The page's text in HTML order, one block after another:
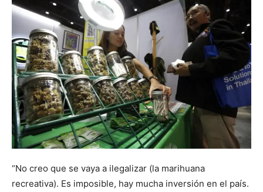
“No creo que se vaya a ilegalizar (la marihuana
recreativa). Es imposible, hay mucha inversión en el país.